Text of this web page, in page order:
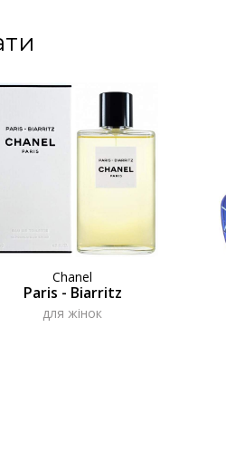
Chanel
Paris - Biarritz
для жінок